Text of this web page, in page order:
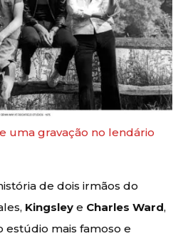
uma gravação no lendário
de dois irmãos do
Kingsley e Charles Ward,
estúdio mais famoso e